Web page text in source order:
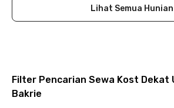
Lihat Semua Hunian
Filter Pencarian Sewa Kost Dekat
Bakrie